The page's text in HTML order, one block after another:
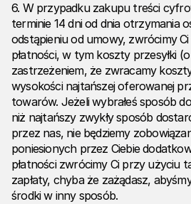
6. W przypadku zakupu treści
terminie 14 dni od dnia otrzymania
odstąpieniu od umowy, zwrócimy
płatności, w tym koszty przesyłki
zastrzeżeniem, że zwracamy
wysokości najtańszej oferowanej
towarów. Jeżeli wybrałeś sposób
niż najtańszy zwykły sposób
przez nas, nie będziemy
poniesionych przez Ciebie
płatności zwrócimy Ci przy użyciu
zapłaty, chyba że zażądasz,
środki w inny sposób.